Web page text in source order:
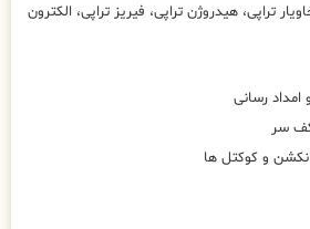
تراپی، هیدروژن تراپی، فیریز تراپی، الکترون
رسانی
سر
و کوکتل ها